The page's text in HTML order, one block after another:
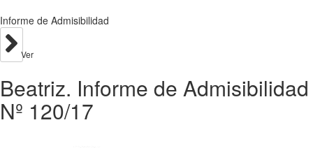
Informe de Admisibilidad
Ver
Beatriz. Informe de Admisibilidad
Nº 120/17